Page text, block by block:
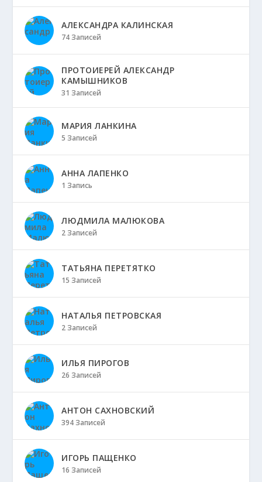
АЛЕКСАНДРА КАЛИНСКАЯ
74 Записей
ПРОТОИЕРЕЙ АЛЕКСАНДР
КАМЫШНИКОВ
31 Записей
МАРИЯ ЛАНКИНА
5 Записей
АННА ЛАПЕНКО
1 Запись
ЛЮДМИЛА МАЛЮКОВА
2 Записей
ТАТЬЯНА ПЕРЕТЯТКО
15 Записей
НАТАЛЬЯ ПЕТРОВСКАЯ
2 Записей
ИЛЬЯ ПИРОГОВ
26 Записей
АНТОН САХНОВСКИЙ
394 Записей
ИГОРЬ ПАЩЕНКО
16 Записей